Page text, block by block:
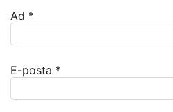
Ad *
E-posta *